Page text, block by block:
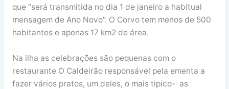
que “será transmitida no dia 1 de janeiro a habitual
mensagem de Ano Novo”. O Corvo tem menos de 500
habitantes e apenas 17 km2 de área.
Na ilha as celebrações são pequenas com o
restaurante O Caldeirão responsável pela ementa a
fazer vários pratos, um deles, o mais tipico- as